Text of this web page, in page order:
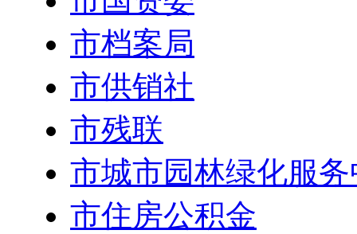
市档案局
市供销社
市残联
市城市园林绿化服
市住房公积金